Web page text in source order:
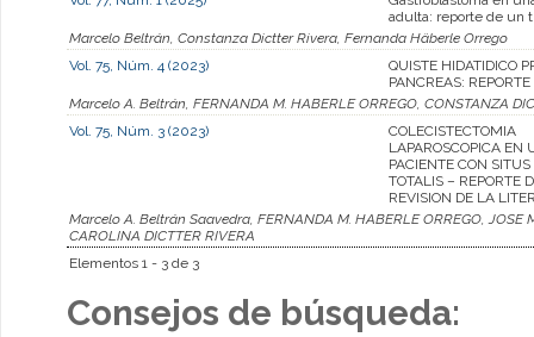
adulta: reporte de un
Marcelo Beltrán, Constanza Dictter Rivera, Fernanda Häberle Orrego
Vol. 75, Núm. 4 (2023)
QUISTE HIDATIDICO
PANCREAS:
Marcelo A. Beltrán, FERNANDA M. HABERLE ORREGO, CONSTANZA
Vol. 75, Núm. 3 (2023)
COLECISTECTOMIA
LAPAROSCOPICA EN
PACIENTE CON
TOTALIS – REPORTE
REVISION DE LA
Marcelo A. Beltrán Saavedra, FERNANDA M. HABERLE ORREGO, JOSE
CAROLINA DICTTER RIVERA
Elementos 1 - 3 de 3
Consejos de búsqueda: